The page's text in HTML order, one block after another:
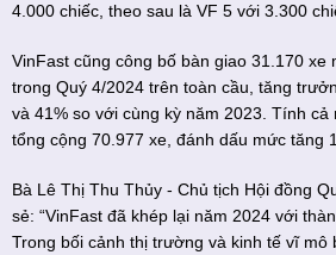
4.000 chiếc, theo sau là VF 5 với 3.300
VinFast cũng công bố bàn giao 31.170 xe
trong Quý 4/2024 trên toàn cầu, tăng
và 41% so với cùng kỳ năm 2023. Tính cả
tổng cộng 70.977 xe, đánh dấu mức tăng
Bà Lê Thị Thu Thủy - Chủ tịch Hội đồng
sẻ: “VinFast đã khép lại năm 2024 với
Trong bối cảnh thị trường và kinh tế vĩ mô